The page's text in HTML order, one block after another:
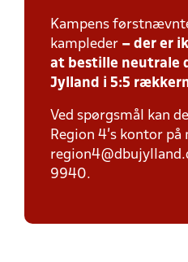
Kampens
kampleder – der er
at bestille neutrale
Jylland i 5:5
Ved spørgsmål kan
Region 4's kontor på
9940.